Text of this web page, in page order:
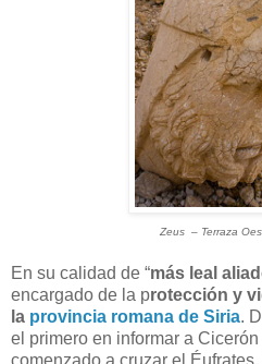
Zeus – Terraza
En su calidad de “más leal
encargado de la protección y
la provincia romana de Siria.
el primero en informar a
comenzado a cruzar el